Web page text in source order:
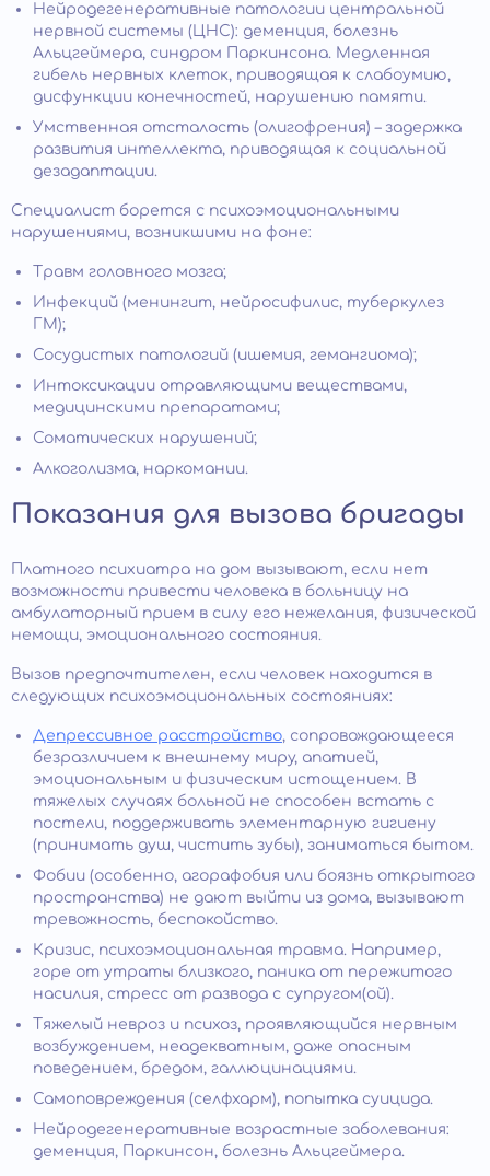
Нейродегенеративные патологии центральной
нервной системы (ЦНС): деменция, болезнь
Альцгеймера, синдром Паркинсона. Медленная
гибель нервных клеток, приводящая к слабоумию,
дисфункции конечностей, нарушению памяти.
Умственная отсталость (олигофрения) – задержка
развития интеллекта, приводящая к социальной
дезадаптации.
Специалист борется с психоэмоциональными
нарушениями, возникшими на фоне:
Травм головного мозга;
Инфекций (менингит, нейросифилис, туберкулез
ГМ);
Сосудистых патологий (ишемия, гемангиома);
Интоксикации отравляющими веществами,
медицинскими препаратами;
Соматических нарушений;
Алкоголизма, наркомании.
Показания для вызова бригады
Платного психиатра на дом вызывают, если нет
возможности привести человека в больницу на
амбулаторный прием в силу его нежелания, физической
немощи, эмоционального состояния.
Вызов предпочтителен, если человек находится в
следующих психоэмоциональных состояниях:
Депрессивное расстройство, сопровождающееся
безразличием к внешнему миру, апатией,
эмоциональным и физическим истощением. В
тяжелых случаях больной не способен встать с
постели, поддерживать элементарную гигиену
(принимать душ, чистить зубы), заниматься бытом.
Фобии (особенно, агорафобия или боязнь открытого
пространства) не дают выйти из дома, вызывают
тревожность, беспокойство.
Кризис, психоэмоциональная травма. Например,
горе от утраты близкого, паника от пережитого
насилия, стресс от развода с супругом(ой).
Тяжелый невроз и психоз, проявляющийся нервным
возбуждением, неадекватным, даже опасным
поведением, бредом, галлюцинациями.
Самоповреждения (селфхарм), попытка суицида.
Нейродегенеративные возрастные заболевания:
деменция, Паркинсон, болезнь Альцгеймера.